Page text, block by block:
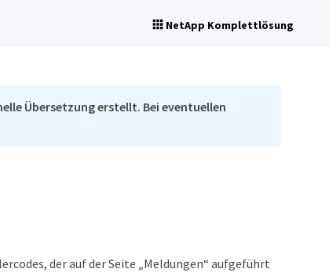
NetApp Komplettlösung
Übersetzung erstellt. Bei eventuellen
der auf der Seite „Meldungen“ aufgeführt